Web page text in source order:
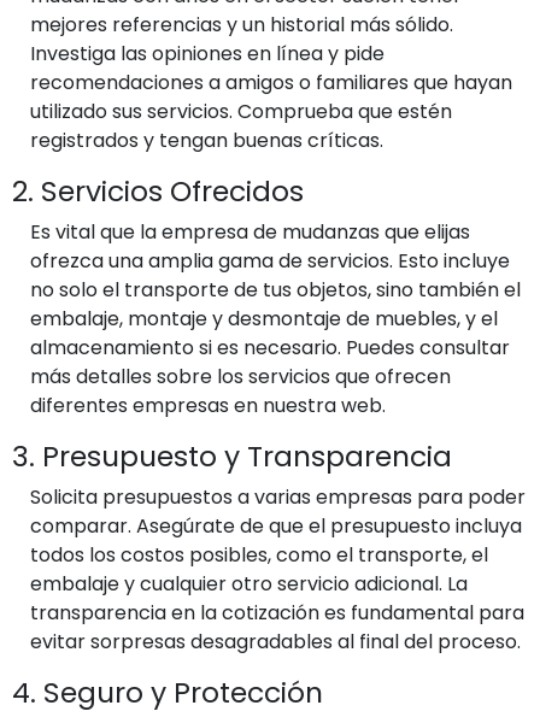
mejores referencias y un historial más sólido.
Investiga las opiniones en línea y pide
recomendaciones a amigos o familiares que hayan
utilizado sus servicios. Comprueba que estén
registrados y tengan buenas críticas.
2. Servicios Ofrecidos
Es vital que la empresa de mudanzas que elijas
ofrezca una amplia gama de servicios. Esto incluye
no solo el transporte de tus objetos, sino también el
embalaje, montaje y desmontaje de muebles, y el
almacenamiento si es necesario. Puedes consultar
más detalles sobre los servicios que ofrecen
diferentes empresas en nuestra web.
3. Presupuesto y Transparencia
Solicita presupuestos a varias empresas para poder
comparar. Asegúrate de que el presupuesto incluya
todos los costos posibles, como el transporte, el
embalaje y cualquier otro servicio adicional. La
transparencia en la cotización es fundamental para
evitar sorpresas desagradables al final del proceso.
4. Seguro y Protección